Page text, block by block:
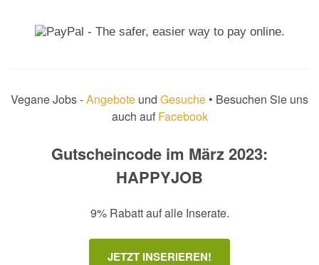
Vegane Jobs -Angebote und Gesuche • Besuchen Sie uns
auch auf Facebook
Gutscheincode im März 2023:
HAPPYJOB
9% Rabatt auf alle Inserate.
JETZT INSERIEREN!